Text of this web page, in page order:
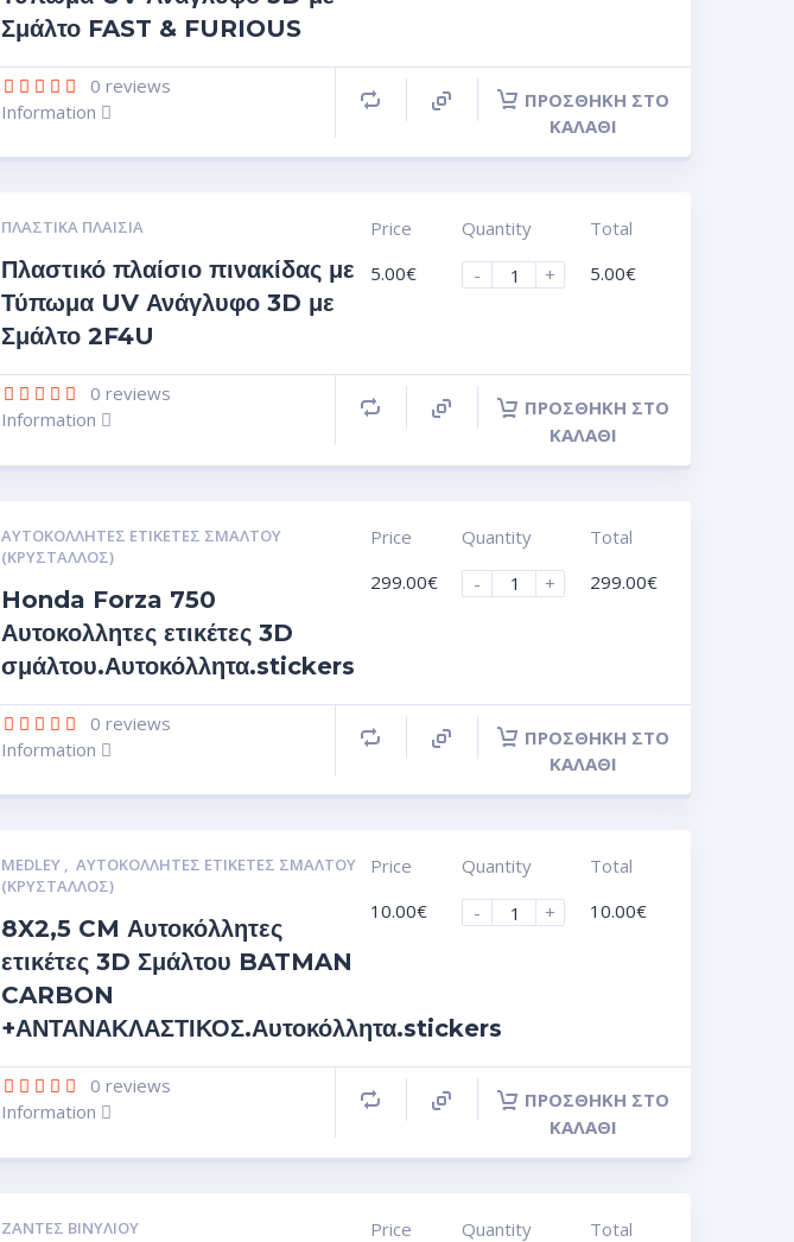
Σμάλτο FAST & FURIOUS
0 reviews
Information
ΠΡΟΣΘΉΚΗ ΣΤΟ
ΚΑΛΆΘΙ
ΠΛΑΣΤΙΚΆ ΠΛΑΊΣΙΑ
Πλαστικό πλαίσιο πινακίδας με
Τύπωμα UV Ανάγλυφο 3D με
Σμάλτο 2F4U
Price
5.00€
Quantity
-
+
Total
5.00€
0 reviews
Information
ΠΡΟΣΘΉΚΗ ΣΤΟ
ΚΑΛΆΘΙ
ΑΥΤΟΚΌΛΛΗΤΕΣ ΕΤΙΚΈΤΕΣ ΣΜΆΛΤΟΥ
(ΚΡΥΣΤΑΛΛΟΣ)
Honda Forza 750
Αυτοκολλητες ετικέτες 3D
σμάλτου.Αυτοκόλλητα.stickers
Price
299.00€
Quantity
-
+
Total
299.00€
0 reviews
Information
ΠΡΟΣΘΉΚΗ ΣΤΟ
ΚΑΛΆΘΙ
MEDLEY ,ΑΥΤΟΚΌΛΛΗΤΕΣ ΕΤΙΚΈΤΕΣ ΣΜΆΛΤΟΥ
(ΚΡΥΣΤΑΛΛΟΣ)
8X2,5 CM Αυτοκόλλητες
ετικέτες 3D Σμάλτου BATMAN
CARBON
+ΑΝΤΑΝΑΚΛΑΣΤΙΚΟΣ.Αυτοκόλλητα.stickers
Price
10.00€
Quantity
-
+
Total
10.00€
0 reviews
Information
ΠΡΟΣΘΉΚΗ ΣΤΟ
ΚΑΛΆΘΙ
ΖΆΝΤΕΣ ΒΙΝΥΛΊΟΥ
Price
Quantity
Total